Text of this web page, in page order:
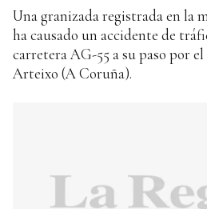
Una granizada registrada en la
ha causado un accidente de
carretera AG-55 a su paso por
Arteixo (A Coruña).